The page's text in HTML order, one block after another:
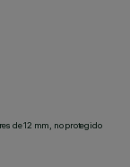
de 12 mm, no protegido